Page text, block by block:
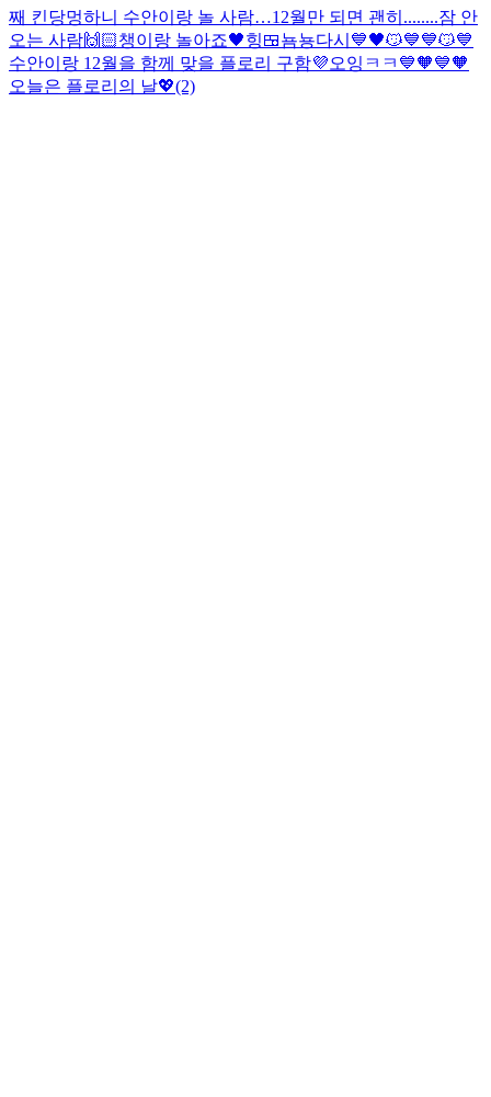
째 킨당멍하니 수안이랑 놀 사람…12월만 되면 괜히........잠 안
오는 사람🙌🏻챙이랑 놀아죠🖤힝🍱뇸뇽다시 💙🖤😼💙💙😼💙
수안이랑 12월을 함께 맞을 플로리 구함💜오잉 ㅋㅋ💙🧡💙🧡
오늘은 플로리의 날💖(2)